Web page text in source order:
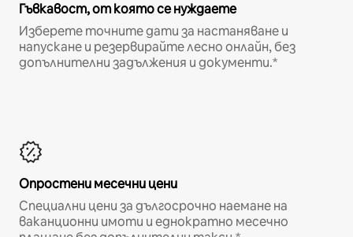
Гъвкавост, от която се нуждаете
Изберете точните дати за настаняване и
напускане и резервирайте лесно онлайн, без
допълнителни задължения и документи.*
Опростени месечни цени
Специални цени за дългосрочно наемане на
ваканционни имоти и еднократно месечно